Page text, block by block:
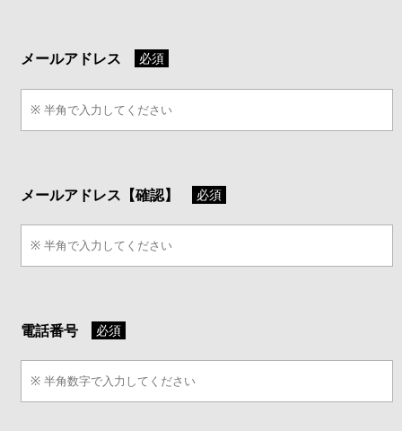
メールアドレス 必須
メールアドレス【確認】 必須
電話番号 必須